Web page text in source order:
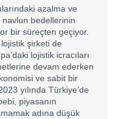
azalma ve
navlun bedellerinin
bir süreçten geçiyor.
şirketi de
lojistik icracıları
devam ederken
ve sabit bir
yılında Türkiye’de
piyasanın
adına düşük